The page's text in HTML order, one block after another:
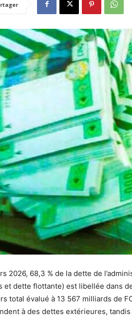
2026, 68,3 % de la dette de
et dette flottante) est libellée dans
total évalué à 13 567 milliards de
à des dettes extérieures,